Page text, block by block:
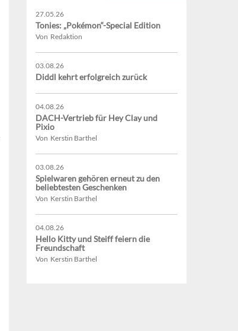
27.05.26
Tonies: „Pokémon“-Special Edition
Von Redaktion
03.08.26
Diddl kehrt erfolgreich zurück
04.08.26
DACH-Vertrieb für Hey Clay und
Pixio
Von Kerstin Barthel
03.08.26
Spielwaren gehören erneut zu den
beliebtesten Geschenken
Von Kerstin Barthel
04.08.26
Hello Kitty und Steiff feiern die
Freundschaft
Von Kerstin Barthel